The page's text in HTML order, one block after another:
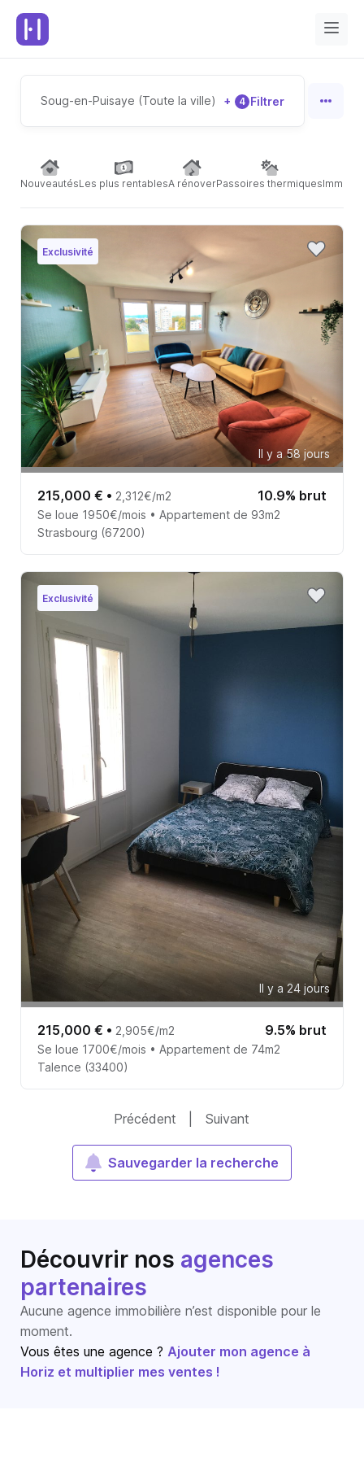
Soug-en-Puisaye (Toute la ville) + 4 Filtrer
NouveautésLes plus rentablesA rénoverPassoires thermiques
Exclusivité
Il y a 58 jours
215,000 € • 2,312€/m2 10.9% brut
Se loue 1950€/mois • Appartement de 93m2
Strasbourg (67200)
Exclusivité
Il y a 24 jours
215,000 € • 2,905€/m2 9.5% brut
Se loue 1700€/mois • Appartement de 74m2
Talence (33400)
Précédent Suivant
Sauvegarder la recherche
Découvrir nos agences
partenaires
Aucune agence immobilière n’est disponible pour le
moment.
Vous êtes une agence ? Ajouter mon agence à
Horiz et multiplier mes ventes !